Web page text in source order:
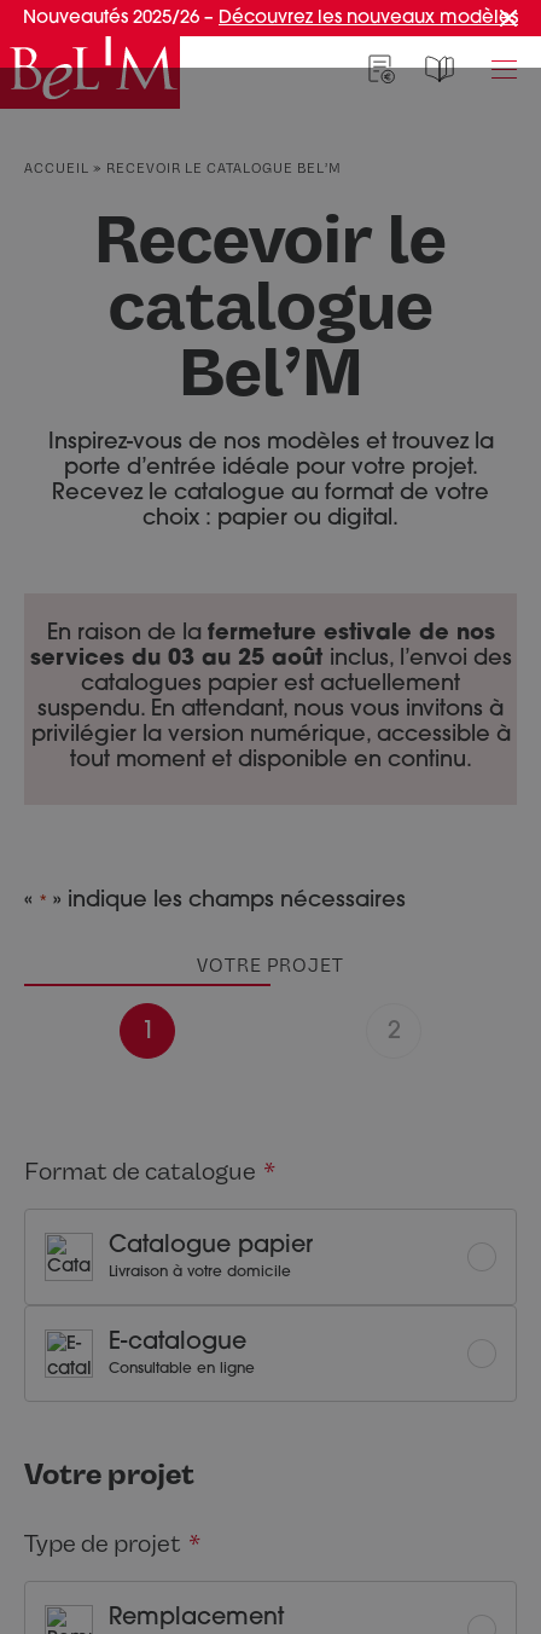
Nouveautés 2025/26 – Découvrez les nouveaux modèles
Portes d’entrée
Portes de service
Portes d’entrée grand trafic
Portes d’entrée contemporaines
Portes d’entrée classiques
Portes d’entrée vitrées
Portes d'entrée pleines
Portes d’entrée Acier
Portes d’entrée Mixte Bois / Alu
Portes d’entrée Bois
Marquises
Témoignages clients
Idées d'aménagement
Une entrée sur mesure
Accueil connecté
Faire mon choix
Conseils de pro
Normes & fiscalité
ACCUEIL » RECEVOIR LE CATALOGUE BEL’M
Recevoir le
catalogue
Bel’M
Inspirez-vous de nos modèles et trouvez la
porte d’entrée idéale pour votre projet.
Recevez le catalogue au format de votre
choix : papier ou digital.
En raison de la fermeture estivale de nos
services du 03 au 25 août inclus, l’envoi des
catalogues papier est actuellement
suspendu. En attendant, nous vous invitons à
privilégier la version numérique, accessible à
tout moment et disponible en continu.
« * » indique les champs nécessaires
VOTRE PROJET
1 2
Format de catalogue
Catalogue papier
Livraison à votre domicile
E-catalogue
Consultable en ligne
Votre projet
Type de projet
Remplacement